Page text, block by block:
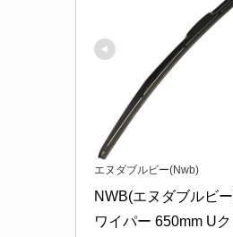
エヌダブルビー(Nwb)
NWB(エヌダブルビ
ワイパー 650mm U